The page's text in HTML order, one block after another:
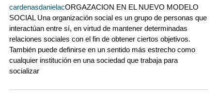
cardenasdanielacORGAZACION EN EL NUEVO MODELO
SOCIAL Una organización social es un grupo de personas que
interactúan entre sí, en virtud de mantener determinadas
relaciones sociales con el fin de obtener ciertos objetivos.
También puede definirse en un sentido más estrecho como
cualquier institución en una sociedad que trabaja para
socializar